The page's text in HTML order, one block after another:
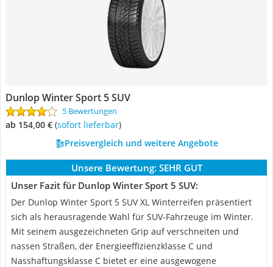
Dunlop Winter Sport 5 SUV
5 Bewertungen
ab 154,00 € ( Sofort lieferbar)
Preisvergleich und weitere Angebote
Unsere Bewertung: SEHR GUT
Unser Fazit für Dunlop Winter Sport 5 SUV:
Der Dunlop Winter Sport 5 SUV XL Winterreifen präsentiert
sich als herausragende Wahl für SUV-Fahrzeuge im Winter.
Mit seinem ausgezeichneten Grip auf verschneiten und
nassen Straßen, der Energieeffizienzklasse C und
Nasshaftungsklasse C bietet er eine ausgewogene